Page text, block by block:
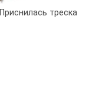
Приснилась треска